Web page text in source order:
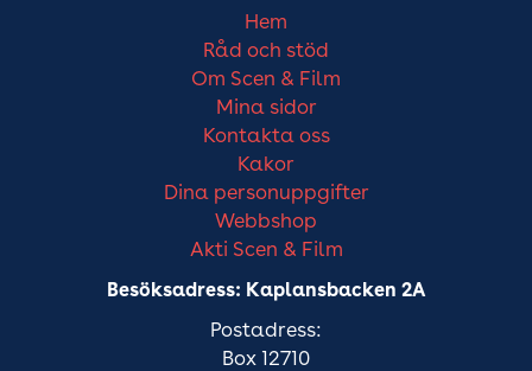
Hem
Råd och stöd
Om Scen & Film
Mina sidor
Kontakta oss
Kakor
Dina personuppgifter
Webbshop
Akti Scen & Film
Besöksadress: Kaplansbacken 2A
Postadress:
Box 12710